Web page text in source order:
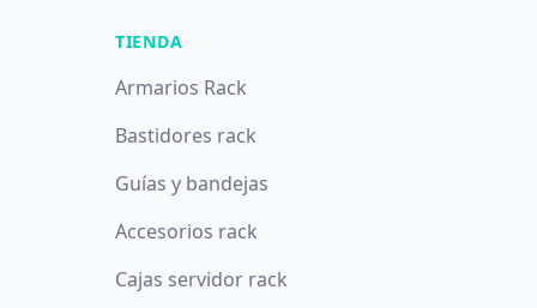
TIENDA
Armarios Rack
Bastidores rack
Guías y bandejas
Accesorios rack
Cajas servidor rack